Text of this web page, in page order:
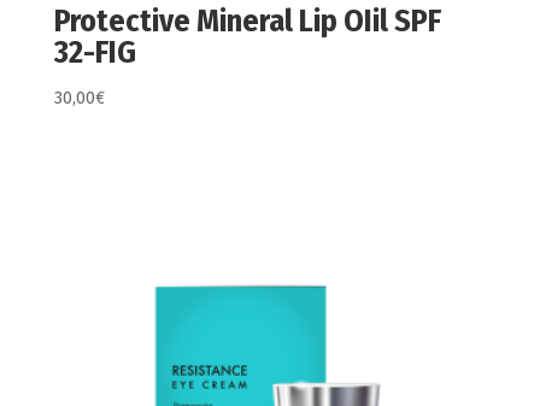
Protective Mineral Lip OIil SPF
32-FIG
30,00€